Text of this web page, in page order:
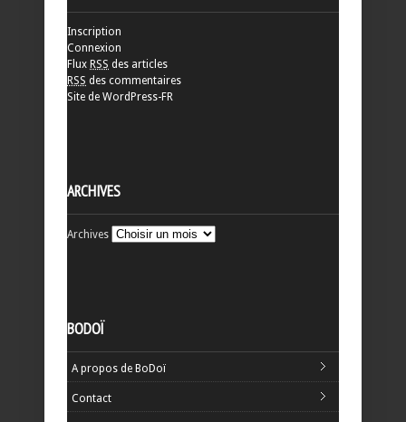
Inscription
Connexion
Flux RSS des articles
RSS des commentaires
Site de WordPress-FR
ARCHIVES
Archives
BODOÏ
A propos de BoDoï
Contact